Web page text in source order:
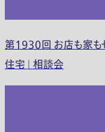
第1930回 お店も家も
住宅」 相談会